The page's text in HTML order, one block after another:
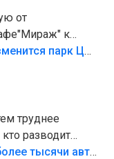
от
к
бордюры
Глава Тольятти рассказал, как изменится парк Центрального района
труднее
разводит
полно
В тольяттинский лес не пустили более тысячи автомобилей